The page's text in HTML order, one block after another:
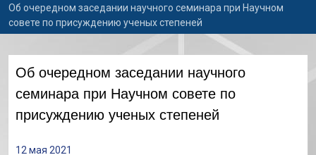
Об очередном заседании научного семинара при Научном
совете по присуждению ученых степеней
Об очередном заседании научного
семинара при Научном совете по
присуждению ученых степеней
12 мая 2021